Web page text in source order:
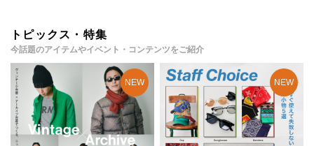
トピックス・特集
今話題のアイテムやイベント・コンテンツをご紹介